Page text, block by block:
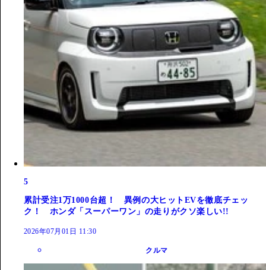
5
累計受注1万1000台超！ 異例の大ヒットEVを徹底チェッ
ク！ ホンダ「スーパーワン」の走りがクソ楽しい!!
2026年07月01日 11:30
クルマ